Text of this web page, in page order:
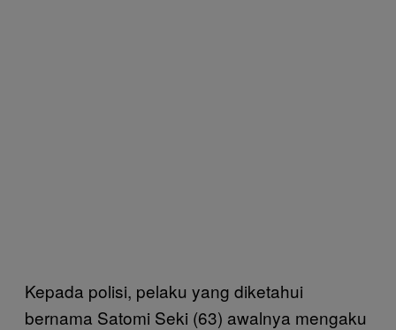
Kepada polisi, pelaku yang diketahui
bernama Satomi Seki (63) awalnya mengaku